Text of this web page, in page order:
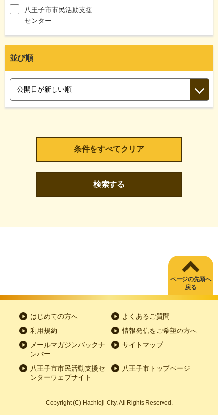
八王子市市民活動支援
センター
並び順
検索する
ページの先頭へ
戻る
はじめての方へ
よくあるご質問
利用規約
情報発信をご希望の方へ
メールマガジンバックナ
ンバー
サイトマップ
八王子市市民活動支援セ
ンターウェブサイト
八王子市トップページ
Copyright (C) Hachioji-City. All Rights Reserved.